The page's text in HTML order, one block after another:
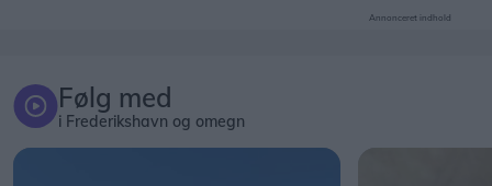
i Frederikshavn og omegn